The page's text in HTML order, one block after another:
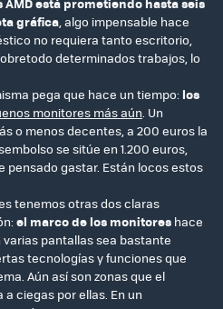
gráfica , algo impensable hace
no requiera tanto escritorio,
determinados trabajos, lo
pega que hace un tiempo: los
monitores más aún . Un
o menos decentes, a 200 euros la
se sitúe en 1.200 euros,
pensado gastar. Están locos estos
tenemos otras dos claras
el marco de los monitores hace
pantallas sea bastante
tecnologías y funciones que
Aún así son zonas que el
ciegas por ellas. En un